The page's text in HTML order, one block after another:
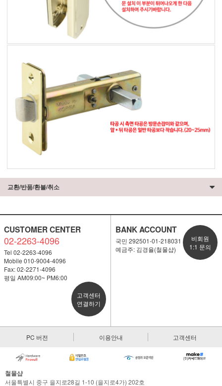
교환/반품/환불/취소
CUSTOMER CENTER
02-2263-4096
Tel 02-2263-4096
Mobile 010-9004-4096
Fax: 02-2271-4096
평일 AM09:00~ PM6:00
고객센터
연결하기
BANK ACCOUNT
국민 292501-01-218031
예금주: 김경율(철물샵)
비회원
1:1 문의
PC 버전 이용안내 고객센터
철물샵
서울특별시 중구 을지로28길 1-10 (을지로4가) 202호